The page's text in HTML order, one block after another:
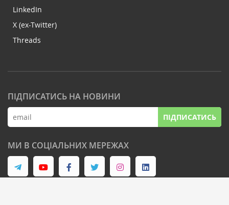
LinkedIn
X (ex-Twitter)
Threads
ПІДПИСАТИСЬ НА НОВИНИ
ПІДПИСАТИСЬ
МИ В СОЦІАЛЬНИХ МЕРЕЖАХ